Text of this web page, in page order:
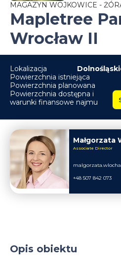
MAGAZYN WOJKOWICE -
Mapletree
Wrocław II
Lokalizacja
Powierzchnia istniejąca
Powierzchnia planowana
Powierzchnia dostępna i
warunki finansowe najmu
Małgorzata
Associate Director
+48 507 842 073
Opis obiektu